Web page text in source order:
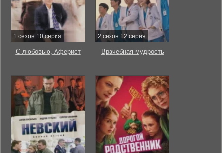
1 сезон 10 серия
С любовью, Аферист
2 сезон 12 серия
Врачебная мудрость